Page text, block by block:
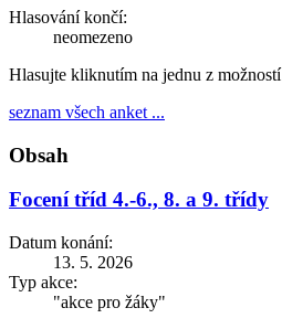
Hlasování končí:
neomezeno
Hlasujte kliknutím na jednu z možností
seznam všech anket ...
Obsah
Focení tříd 4.-6., 8. a 9. třídy
Datum konání:
13. 5. 2026
Typ akce:
"akce pro žáky"